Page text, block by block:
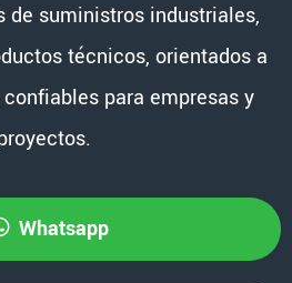
de suministros industriales,
técnicos, orientados a
para empresas y
Whatsapp